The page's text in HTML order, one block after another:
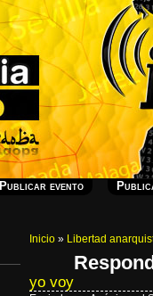
Inicio » Libertad
yo voy
Publicar evento